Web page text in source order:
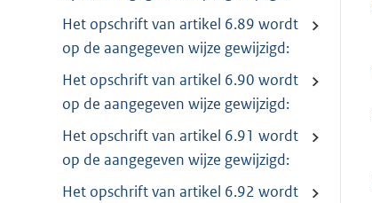
Het opschrift van artikel 6.89 wordt
op de aangegeven wijze gewijzigd:
Het opschrift van artikel 6.90 wordt
op de aangegeven wijze gewijzigd:
Het opschrift van artikel 6.91 wordt
op de aangegeven wijze gewijzigd:
Het opschrift van artikel 6.92 wordt